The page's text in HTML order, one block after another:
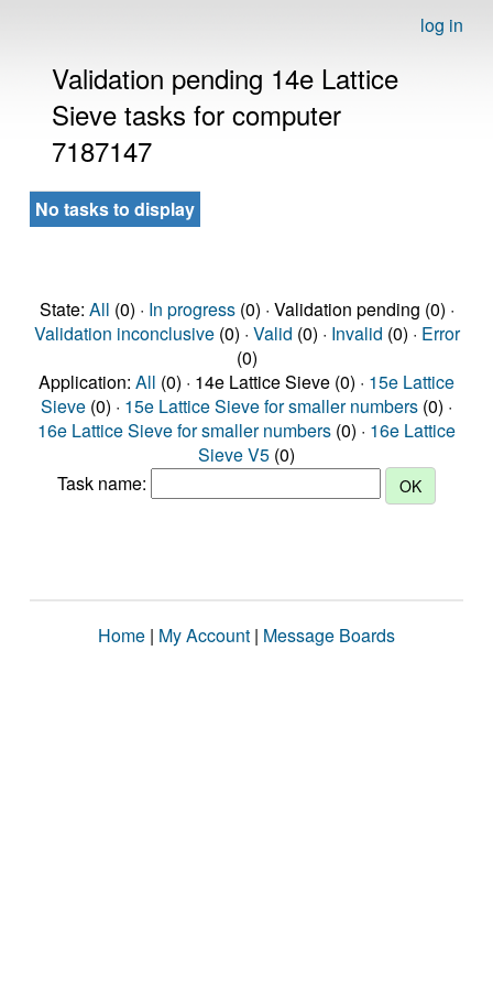
log in
Validation pending 14e Lattice
Sieve tasks for computer
7187147
No tasks to display
State: All (0) · In progress(0) · Validation pending (0) ·
Validation inconclusive(0) · Valid (0) · Invalid (0) · Error
(0)
Application: All (0) · 14e Lattice Sieve (0) · 15e Lattice
Sieve (0) · 15e Lattice Sieve for smaller numbers (0) ·
16e Lattice Sieve for smaller numbers (0) · 16e Lattice
Sieve V5 (0)
Task name:
Home | My Account | Message Boards